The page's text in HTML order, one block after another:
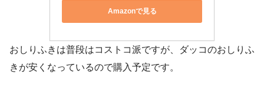
Amazonで見る
おしりふきは普段はコストコ派ですが、ダッコのおしりふ
きが安くなっているので購入予定です。